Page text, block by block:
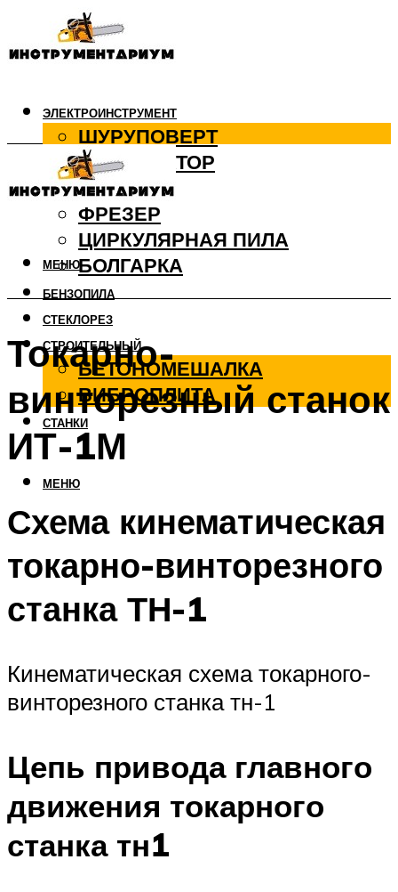
ЭЛЕКТРОИНСТРУМЕНТ
ШУРУПОВЕРТ
ПЕРФОРАТОР
ДРЕЛЬ
ФРЕЗЕР
ЦИРКУЛЯРНАЯ ПИЛА
БОЛГАРКА
БЕНЗОПИЛА
СТЕКЛОРЕЗ
СТРОИТЕЛЬНЫЙ
БЕТОНОМЕШАЛКА
ВИБРОПЛИТА
СТАНКИ
МЕНЮ
МЕНЮ
Токарно-
винторезный станок
ИТ-1М
Схема кинематическая
токарно-винторезного
станка ТН-1
Кинематическая схема токарного-
винторезного станка тн-1
Цепь привода главного
движения токарного
станка тн1